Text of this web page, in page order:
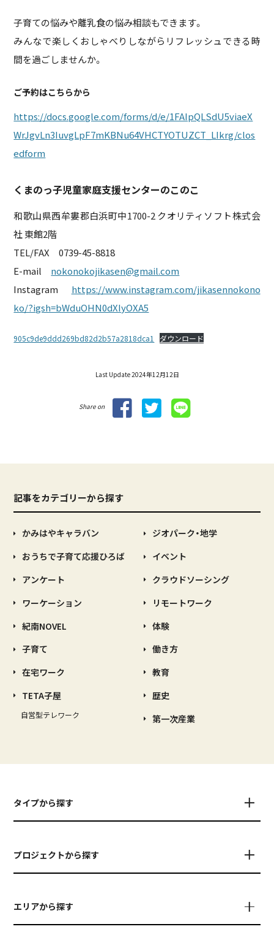
子育ての悩みや離乳食の悩み相談もできます。
みんなで楽しくおしゃべりしながらリフレッシュできる時
間を過ごしませんか。
ご予約はこちらから
https://docs.google.com/forms/d/e/1FAIpQLSdU5viaeX
WrJgvLn3IuvgLpF7mKBNu64VHCTYOTUZCT_LIkrg/clos
edform
くまのっ子児童家庭支援センターのこのこ
和歌山県西牟婁郡白浜町中1700-2 クオリティソフト株式会
社 東館2階
TEL/FAX 0739-45-8818
E-mail nokonokojikasen@gmail.com
Instagram https://www.instagram.com/jikasennokono
ko/?igsh=bWduOHN0dXIyOXA5
905c9de9ddd269bd82d2b57a2818dca1 ダウンロード
Last Update 2024年12月12日
Share on
記事をカテゴリーから探す
かみはやキャラバン
おうちで子育て応援ひろば
アンケート
ワーケーション
紀南NOVEL
子育て
在宅ワーク
TETA子屋
自営型テレワーク
ジオパーク・地学
イベント
クラウドソーシング
リモートワーク
体験
働き方
教育
歴史
第一次産業
タイプから探す
プロジェクトから探す
エリアから探す